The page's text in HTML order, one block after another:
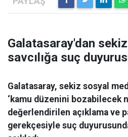
Galatasaray'dan
savcılığa suç
Galatasaray, sekiz sosyal
‘kamu düzenini bozabilecek
değerlendirilen açıklama ve
gerekçesiyle suç